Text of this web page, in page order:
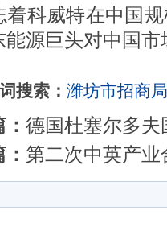
着科威特在中国
能源巨头对中国
搜索： 潍坊市招商局
德国杜塞尔多
第二次中英产